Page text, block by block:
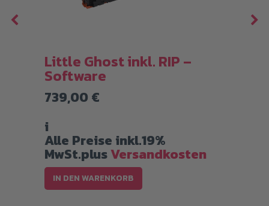
€
Little Ghost inkl. RIP –
Software
739,00 €
i
Alle Preise inkl.19%
MwSt.plusVersandkosten
IN DEN WARENKORB